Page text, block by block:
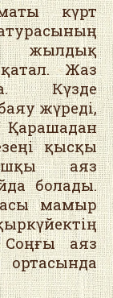
күрт
жылдық
Жаз
Күзде
жүреді,
қысқы
аяз
болады.
мамыр
Соңғы аяз